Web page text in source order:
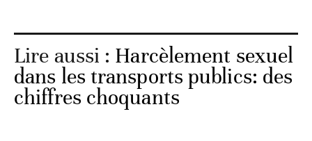
Lire aussi : Harcèlement sexuel
dans les transports publics: des
chiffres choquants